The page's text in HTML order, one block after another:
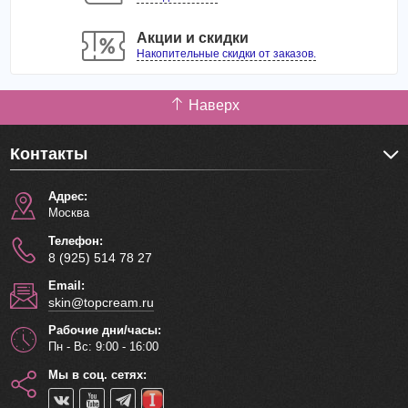
Caprylic/Capric Triglyceride, Methyl Methacrylate
Crosspolymer, Microcrystalline Wax, Silica, Bis-Diglyceryl
Dimethicone, Sorbitan Isostearate, Fragrance.
Акции и скидки
Накопительные скидки от заказов.
Наверх
Контакты
Адрес:
Москва
Телефон:
8 (925) 514 78 27
Email:
skin@topcream.ru
Рабочие дни/часы:
Пн - Вс: 9:00 - 16:00
Мы в соц. сетях: